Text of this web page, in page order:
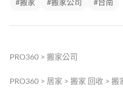
#搬家 #搬家公司 #台南
PRO360 > 搬家公司
PRO360 > 居家 > 搬家 回收 > 搬